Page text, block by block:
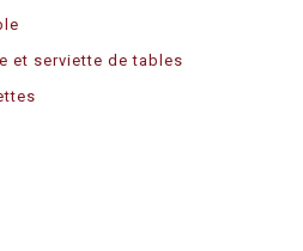
et serviette de tables